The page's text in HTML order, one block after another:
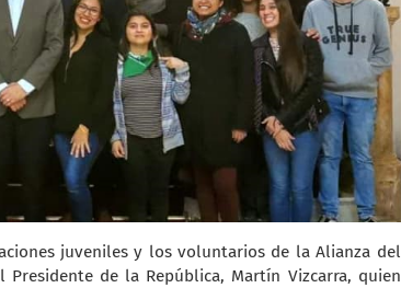
juveniles y los voluntarios de la Alianza del
de la República, Martín Vizcarra, quien